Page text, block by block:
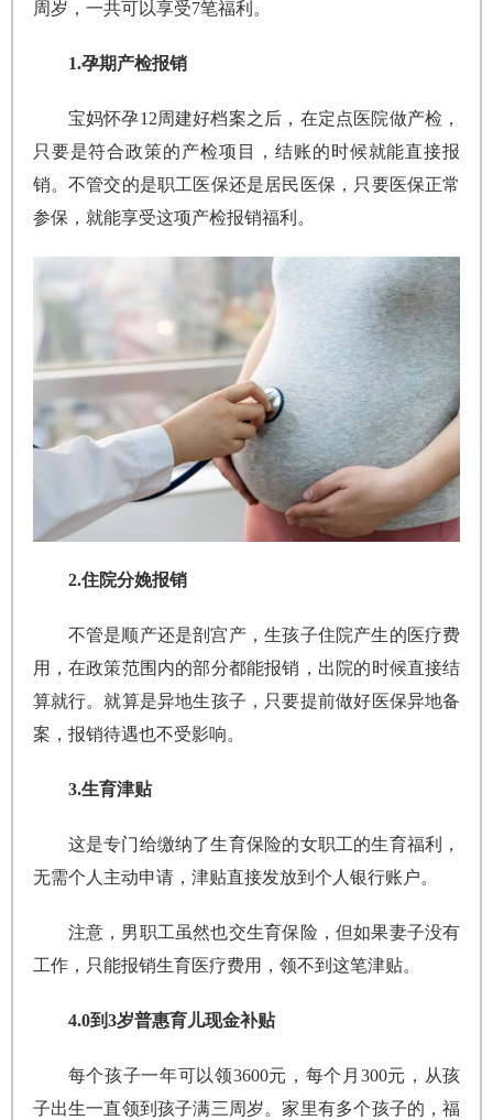
周岁，一共可以享受7笔福利。
1.孕期产检报销
宝妈怀孕12周建好档案之后，在定点医院做产检，
只要是符合政策的产检项目，结账的时候就能直接报
销。不管交的是职工医保还是居民医保，只要医保正常
参保，就能享受这项产检报销福利。
2.住院分娩报销
不管是顺产还是剖宫产，生孩子住院产生的医疗费
用，在政策范围内的部分都能报销，出院的时候直接结
算就行。就算是异地生孩子，只要提前做好医保异地备
案，报销待遇也不受影响。
3.生育津贴
这是专门给缴纳了生育保险的女职工的生育福利，
无需个人主动申请，津贴直接发放到个人银行账户。
注意，男职工虽然也交生育保险，但如果妻子没有
工作，只能报销生育医疗费用，领不到这笔津贴。
4.0到3岁普惠育儿现金补贴
每个孩子一年可以领3600元，每个月300元，从孩
子出生一直领到孩子满三周岁。家里有多个孩子的，福